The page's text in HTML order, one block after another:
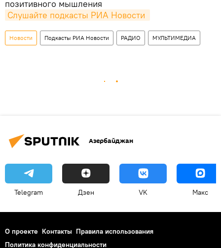
позитивного мышления
Слушайте подкасты РИА Новости
Новости Подкасты РИА Новости РАДИО МУЛЬТИМЕДИА
Азербайджан
Telegram Дзен VK Макс
О проекте Контакты Правила использования
Политика конфиденциальности